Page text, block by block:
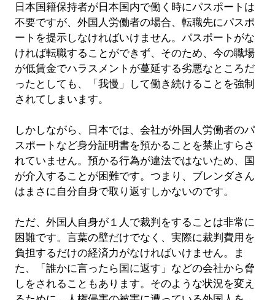
日本国籍保持者が日本国内で働く時にパスポートは
不要ですが、外国人労働者の場合、転職先にパスポ
ートを提示しなければいけません。パスポートがな
ければ転職することができず、そのため、今の職場
が低賃金でハラスメントが蔓延する劣悪なところだ
ったとしても、「我慢」して働き続けることを強制
されてしまいます。
しかしながら、日本では、会社が外国人労働者のパ
スポートなど身分証明書を預かることを禁止すらさ
れていません。預かる行為が違法ではないため、国
が介入することが困難です。つまり、ブレンダさん
はまさに自分自身で取り返すしかないのです。
ただ、外国人自身が１人で裁判をすることは非常に
困難です。言葉の壁だけでなく、実際に裁判費用を
負担するだけの経済力がなければいけません。ま
た、「誰かに言ったら国に返す」などの会社から脅
しをされることもあります。そのような状況を変え